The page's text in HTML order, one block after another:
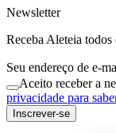
Newsletter
Receba Aleteia todos
Seu endereço de e-
Aceito receber a
privacidade para
Inscrever-se